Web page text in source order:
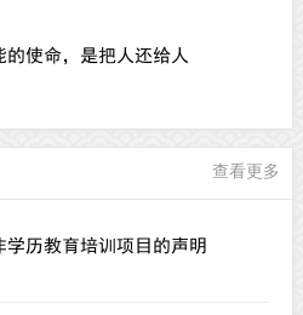
使命，是把人还给人
查看更多
学历教育培训项目的声明